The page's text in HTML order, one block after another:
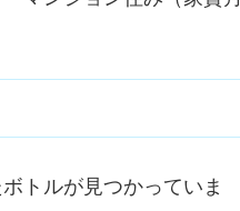
トルが見つかっていま